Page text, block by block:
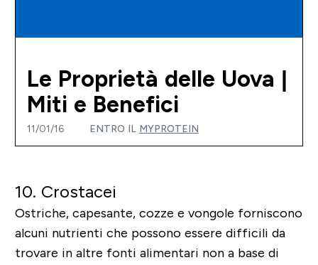
Le Proprietà delle Uova |
Miti e Benefici
11/01/16 ENTRO IL MYPROTEIN
10. Crostacei
Ostriche, capesante, cozze e vongole forniscono
alcuni nutrienti che possono essere difficili da
trovare in altre fonti alimentari non a base di